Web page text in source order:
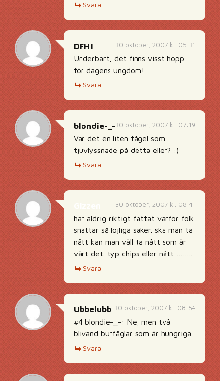
Svara
30 oktober, 2007 kl. 05:31
DFH!
Underbart, det finns visst hopp
för dagens ungdom!
Svara
30 oktober, 2007 kl. 07:19
blondie-_-
Var det en liten fågel som
tjuvlyssnade på detta eller? :)
Svara
30 oktober, 2007 kl. 08:41
har aldrig riktigt fattat varför folk
snattar så löjliga saker. ska man ta
nått kan man väll ta nått som är
värt det. typ chips eller nått ……..
Svara
30 oktober, 2007 kl. 08:54
Ubbelubb
#4 blondie-_-: Nej men två
blivand burfåglar som är hungriga.
Svara